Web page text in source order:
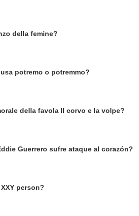
della femine?
potremo o potremmo?
della favola Il corvo e la volpe?
Guerrero sufre ataque al corazón?
person?